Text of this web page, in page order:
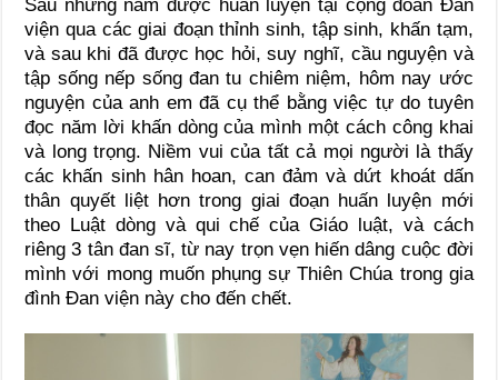
Sau những năm được huấn luyện tại cộng đoàn Đan
viện qua các giai đoạn thỉnh sinh, tập sinh, khấn tạm,
và sau khi đã được học hỏi, suy nghĩ, cầu nguyện và
tập sống nếp sống đan tu chiêm niệm, hôm nay ước
nguyện của anh em đã cụ thể bằng việc tự do tuyên
đọc năm lời khấn dòng của mình một cách công khai
và long trọng. Niềm vui của tất cả mọi người là thấy
các khấn sinh hân hoan, can đảm và dứt khoát dấn
thân quyết liệt hơn trong giai đoạn huấn luyện mới
theo Luật dòng và qui chế của Giáo luật, và cách
riêng 3 tân đan sĩ, từ nay trọn vẹn hiến dâng cuộc đời
mình với mong muốn phụng sự Thiên Chúa trong gia
đình Đan viện này cho đến chết.